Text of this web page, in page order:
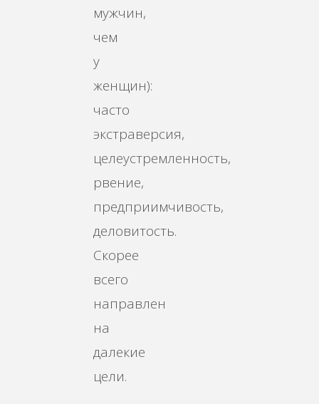
мужчин,
чем
у
женщин):
часто
экстраверсия,
целеустремленность,
рвение,
предприимчивость,
деловитость.
Скорее
всего
направлен
на
далекие
цели.